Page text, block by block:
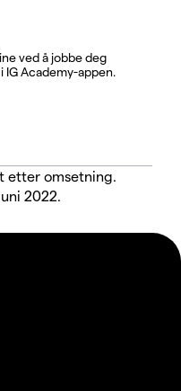
ved å jobbe deg
IG Academy-appen.
etter omsetning.
2022.